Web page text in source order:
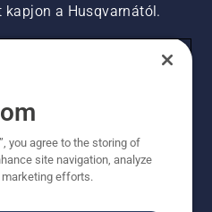
a Husqvarnától.
you agree to the storing of
site navigation, analyze
marketing efforts.